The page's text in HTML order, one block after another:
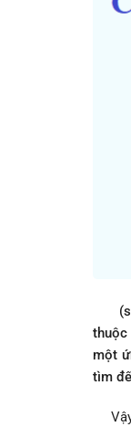
thuộc
một
tìm